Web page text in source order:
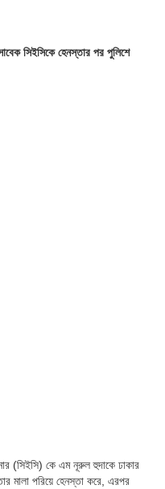
সিইসিকে হেনস্তার পর পুলিশে
(সিইসি) কে এম নূরুল হুদাকে ঢাকার
মালা পরিয়ে হেনস্তা করে, এরপর